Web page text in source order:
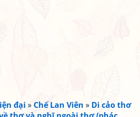
đại » Chế Lan Viên » Di cảo thơ